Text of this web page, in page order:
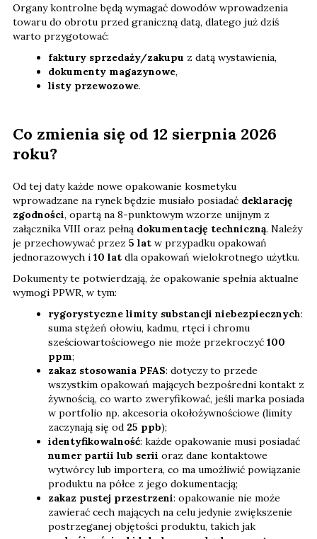
Organy kontrolne będą wymagać dowodów wprowadzenia
towaru do obrotu przed graniczną datą, dlatego już dziś
warto przygotować:
faktury sprzedaży/zakupu z datą wystawienia,
dokumenty magazynowe,
listy przewozowe.
Co zmienia się od 12 sierpnia 2026
roku?
Od tej daty każde nowe opakowanie kosmetyku
wprowadzane na rynek będzie musiało posiadać deklarację
zgodności, opartą na 8-punktowym wzorze unijnym z
załącznika VIII oraz pełną dokumentację techniczną. Należy
je przechowywać przez 5 lat w przypadku opakowań
jednorazowych i 10 lat dla opakowań wielokrotnego użytku.
Dokumenty te potwierdzają, że opakowanie spełnia aktualne
wymogi PPWR, w tym:
rygorystyczne limity substancji niebezpiecznych:
suma stężeń ołowiu, kadmu, rtęci i chromu
sześciowartościowego nie może przekroczyć 100
ppm;
zakaz stosowania PFAS: dotyczy to przede
wszystkim opakowań mających bezpośredni kontakt z
żywnością, co warto zweryfikować, jeśli marka posiada
w portfolio np. akcesoria okołożywnościowe (limity
zaczynają się od 25 ppb);
identyfikowalność: każde opakowanie musi posiadać
numer partii lub serii oraz dane kontaktowe
wytwórcy lub importera, co ma umożliwić powiązanie
produktu na półce z jego dokumentacją;
zakaz pustej przestrzeni: opakowanie nie może
zawierać cech mających na celu jedynie zwiększenie
postrzeganej objętości produktu, takich jak